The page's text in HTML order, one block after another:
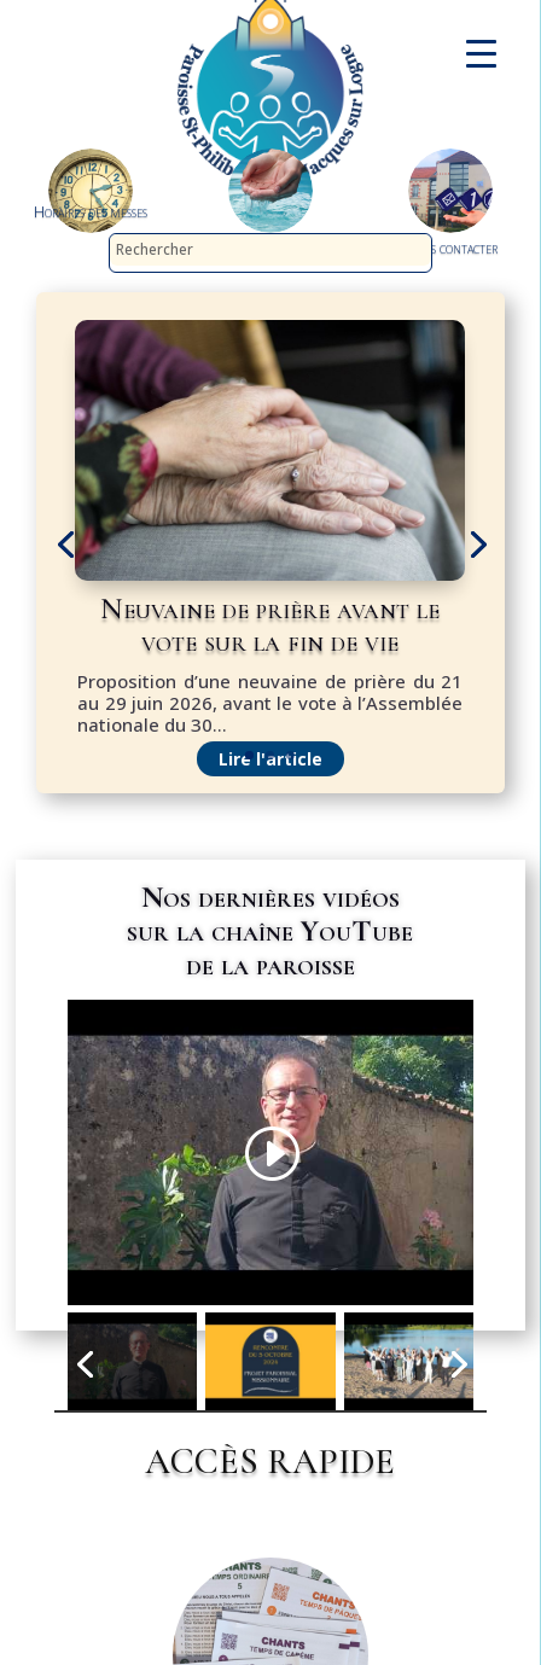
Horaires des messes
Nous contacter
Neuvaine de prière avant le
vote sur la fin de vie
Proposition d’une neuvaine de prière du 21
au 29 juin 2026, avant le vote à l’Assemblée
nationale du 30...
Lire l'article
Nos dernières vidéos
sur la chaîne YouTube
de la paroisse
Cliquez pour accepter les cookies
marketing et activer ce contenu
ACCÈS RAPIDE